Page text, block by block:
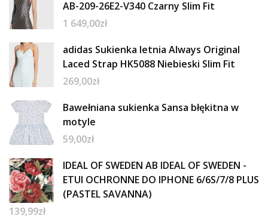
AB-209-26E2-V340 Czarny Slim Fit
1 649,00zł
adidas Sukienka letnia Always Original
Laced Strap HK5088 Niebieski Slim Fit
269,00zł
Bawełniana sukienka Sansa błękitna w
motyle
59,00zł
IDEAL OF SWEDEN AB IDEAL OF SWEDEN -
ETUI OCHRONNE DO IPHONE 6/6S/7/8 PLUS
(PASTEL SAVANNA)
139,99zł